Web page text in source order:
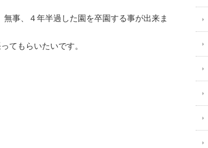
事、４年半過した園を卒園する事が出来ま
てもらいたいです。